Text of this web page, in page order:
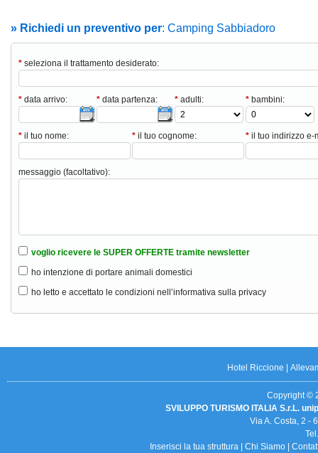
» Richiedi un preventivo per: Camping Sabbiadoro
* seleziona il trattamento desiderato:
* data arrivo: * data partenza: * adulti: * bambini:
* il tuo nome: * il tuo cognome: * il tuo indirizzo e-
messaggio (facoltativo):
voglio ricevere le SUPER OFFERTE tramite newsletter
ho intenzione di portare animali domestici
ho letto e accettato le condizioni nell’informativa sulla privacy
Hotel Riccione
Copyright ©
SVILUPPO TURISMO ITALIA S.r.L.
Via A. Costa, 2 -
Inserisci la tua struttura
Chi Siamo